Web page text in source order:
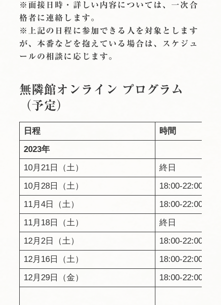
※面接日時・詳しい内容については、一次合
格者に連絡します。
※上記の日程に参加できる人を対象とします
が、本番などを抱えている場合は、スケジュ
ールの相談に応じます。
無隣館オンライン プログラム
（予定）
日程
時間
2023年
10月21日（土）
終
10月28日（土）
18:00-
11月4日（土）
18:00-22:00
11月18日（土）
終日
12月2日（土）
18:00-22:00
12月16日（土）
18:00-22:00
12月29日（金）
18:00-22:00